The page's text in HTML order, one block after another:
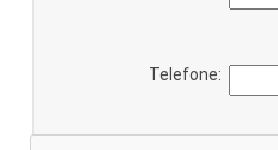
Telefone: